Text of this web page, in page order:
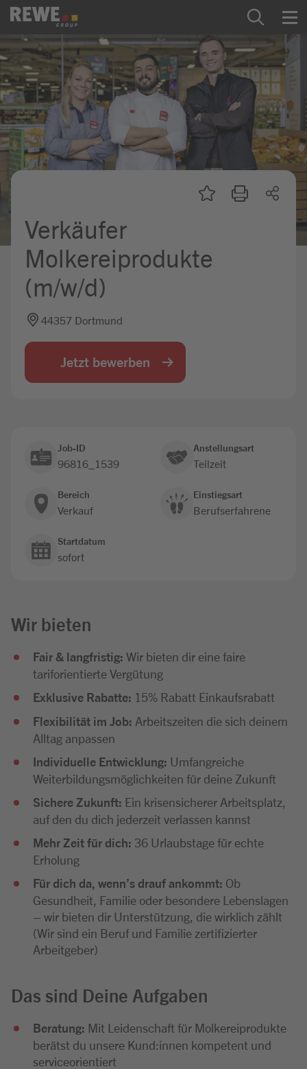
Zum Inhalt springen
Startseite
REWE Group als Arbeitgeber
Ausbildung & Studium
Praktikum & Werkstudium
Mein Kandidat:innenprofil
Verkäufer
Molkereiprodukte
(m/w/d)
44357 Dortmund
Jetzt bewerben
Job-ID
96816_1539
Anstellungsart
Teilzeit
Bereich
Verkauf
Einstiegsart
Berufserfahrene
Startdatum
sofort
Wir bieten
Fair & langfristig: Wir bieten dir eine faire
tariforientierte Vergütung
Exklusive Rabatte: 15% Rabatt Einkaufsrabatt
Flexibilität im Job: Arbeitszeiten die sich deinem
Alltag anpassen
Individuelle Entwicklung: Umfangreiche
Weiterbildungsmöglichkeiten für deine Zukunft
Sichere Zukunft: Ein krisensicherer Arbeitsplatz,
auf den du dich jederzeit verlassen kannst
Mehr Zeit für dich: 36 Urlaubstage für echte
Erholung
Für dich da, wenn’s drauf ankommt: Ob
Gesundheit, Familie oder besondere Lebenslagen
– wir bieten dir Unterstützung, die wirklich zählt
(Wir sind ein Beruf und Familie zertifizierter
Arbeitgeber)
Das sind Deine Aufgaben
Beratung: Mit Leidenschaft für Molkereiprodukte
berätst du unsere Kund:innen kompetent und
serviceorientiert